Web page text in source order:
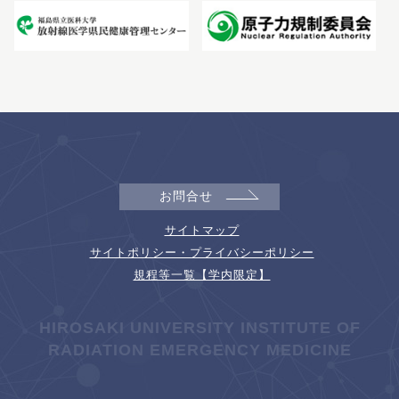
お問合せ
サイトマップ
サイトポリシー・プライバシーポリシー
規程等一覧【学内限定】
HIROSAKI UNIVERSITY INSTITUTE OF
RADIATION EMERGENCY MEDICINE